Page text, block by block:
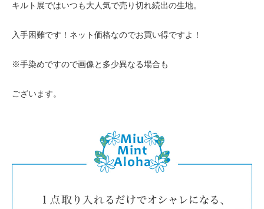
キルト展ではいつも大人気で売り切れ続出の生地。
入手困難です！ネット価格なのでお買い得ですよ！
※手染めですので画像と多少異なる場合も
ございます。